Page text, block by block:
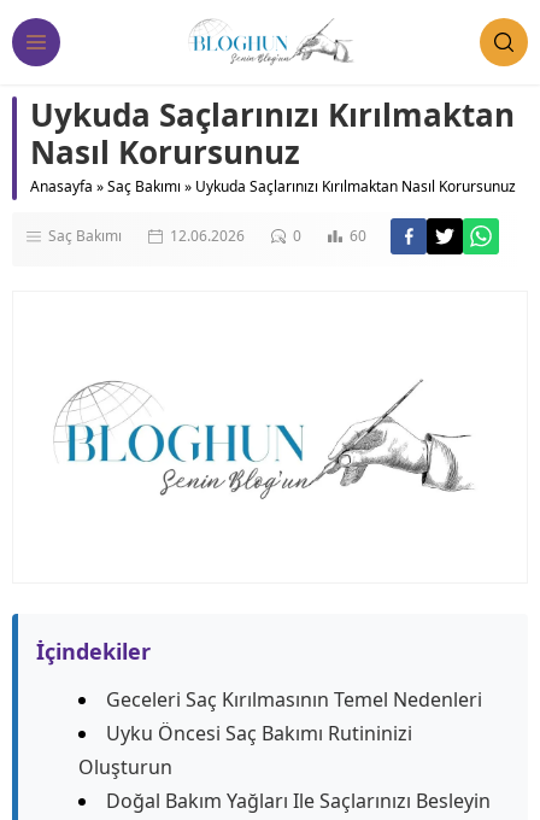
Uykuda Saçlarınızı Kırılmaktan
Nasıl Korursunuz
Anasayfa »Saç Bakımı » Uykuda Saçlarınızı Kırılmaktan Nasıl Korursunuz
Saç Bakımı 12.06.2026 0 60
İçindekiler
Geceleri Saç Kırılmasının Temel Nedenleri
Uyku Öncesi Saç Bakımı Rutininizi
Oluşturun
Doğal Bakım Yağları Ile Saçlarınızı Besleyin